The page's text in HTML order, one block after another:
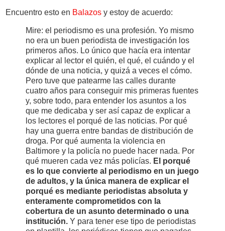
Encuentro esto en Balazos y estoy de acuerdo:
Mire: el periodismo es una profesión. Yo mismo
no era un buen periodista de investigación los
primeros años. Lo único que hacía era intentar
explicar al lector el quién, el qué, el cuándo y el
dónde de una noticia, y quizá a veces el cómo.
Pero tuve que patearme las calles durante
cuatro años para conseguir mis primeras fuentes
y, sobre todo, para entender los asuntos a los
que me dedicaba y ser así capaz de explicar a
los lectores el porqué de las noticias. Por qué
hay una guerra entre bandas de distribución de
droga. Por qué aumenta la violencia en
Baltimore y la policía no puede hacer nada. Por
qué mueren cada vez más policías. El porqué
es lo que convierte al periodismo en un juego
de adultos, y la única manera de explicar el
porqué es mediante periodistas absoluta y
enteramente comprometidos con la
cobertura de un asunto determinado o una
institución. Y para tener ese tipo de periodistas